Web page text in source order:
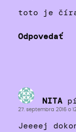
toto je číra
Odpovedať
NITA
27. septembra 2016 o
Jeeeej